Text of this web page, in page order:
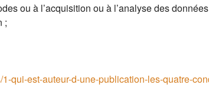
ou à l’acquisition ou à l’analyse des
;
qui-est-auteur-d-une-publication-les-quatre-